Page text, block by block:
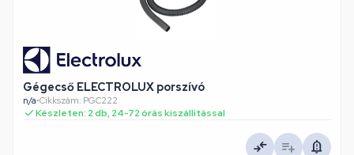
Gégecső ELECTROLUX porszívó
n/a•Cikkszám: PGC222
Készleten: 2 db, 24-72 órás kiszállítással